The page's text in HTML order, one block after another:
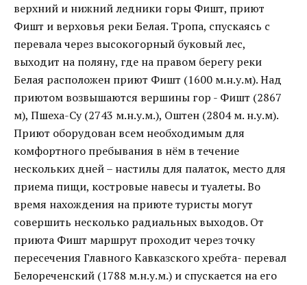
верхний и нижний ледники горы Фишт, приют
Фишт и верховья реки Белая. Тропа, спускаясь с
перевала через высокогорный буковый лес,
выходит на поляну, где на правом берегу реки
Белая расположен приют Фишт (1600 м.н.у.м). Над
приютом возвышаются вершины гор - Фишт (2867
м), Пшеха-Су (2743 м.н.у.м.), Оштен (2804 м. н.у.м).
Приют оборудован всем необходимым для
комфортного пребывания в нём в течение
нескольких дней – настилы для палаток, место для
приема пищи, костровые навесы и туалеты. Во
время нахождения на приюте туристы могут
совершить несколько радиальных выходов. От
приюта Фишт маршрут проходит через точку
пересечения Главного Кавказского хребта- перевал
Белореченский (1788 м.н.у.м.) и спускается на его